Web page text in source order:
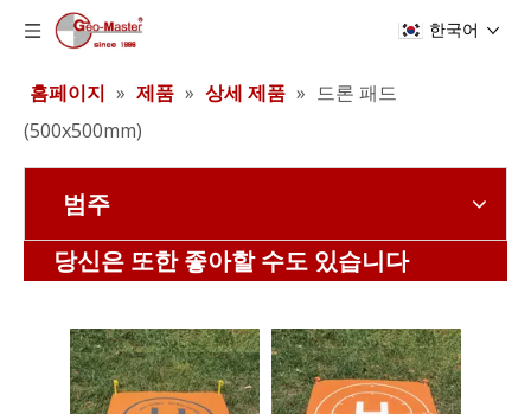
한국어
홈페이지 » 제품 » 상세 제품 » 드론 패드
(500x500mm)
범주
당신은 또한 좋아할 수도 있습니다